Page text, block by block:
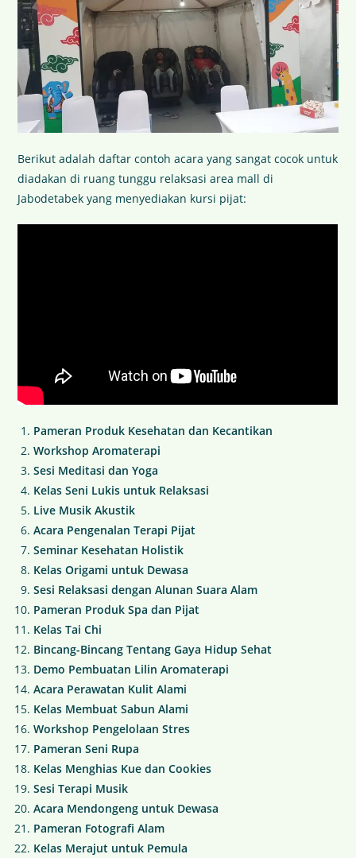
Berikut adalah daftar contoh acara yang sangat cocok untuk
diadakan di ruang tunggu relaksasi area mall di
Jabodetabek yang menyediakan kursi pijat:
Pameran Produk Kesehatan dan Kecantikan
Workshop Aromaterapi
Sesi Meditasi dan Yoga
Kelas Seni Lukis untuk Relaksasi
Live Musik Akustik
Acara Pengenalan Terapi Pijat
Seminar Kesehatan Holistik
Kelas Origami untuk Dewasa
Sesi Relaksasi dengan Alunan Suara Alam
Pameran Produk Spa dan Pijat
Kelas Tai Chi
Bincang-Bincang Tentang Gaya Hidup Sehat
Demo Pembuatan Lilin Aromaterapi
Acara Perawatan Kulit Alami
Kelas Membuat Sabun Alami
Workshop Pengelolaan Stres
Pameran Seni Rupa
Kelas Menghias Kue dan Cookies
Sesi Terapi Musik
Acara Mendongeng untuk Dewasa
Pameran Fotografi Alam
Kelas Merajut untuk Pemula